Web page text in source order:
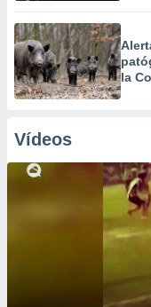
la
Vídeos